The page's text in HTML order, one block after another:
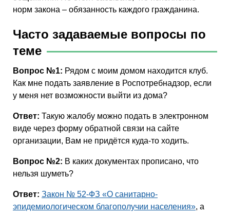
норм закона – обязанность каждого гражданина.
Часто задаваемые вопросы по
теме
Вопрос №1: Рядом с моим домом находится клуб.
Как мне подать заявление в Роспотребнадзор, если
у меня нет возможности выйти из дома?
Ответ: Такую жалобу можно подать в электронном
виде через форму обратной связи на сайте
организации, Вам не придётся куда-то ходить.
Вопрос №2: В каких документах прописано, что
нельзя шуметь?
Ответ: Закон № 52-ФЗ «О санитарно-
эпидемиологическом благополучии населения», а